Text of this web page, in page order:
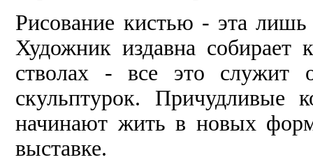
Рисование кистью - эта
Художник издавна собирает
стволах - все это служит
скульптурок. Причудливые
начинают жить в новых
выставке.